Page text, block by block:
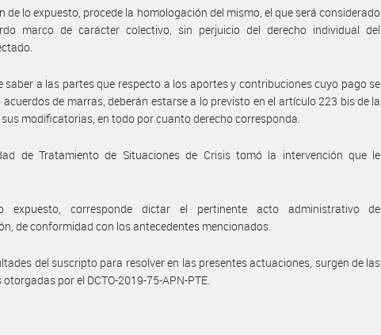
de lo expuesto, procede la homologación del mismo, el que será considerado
marco de carácter colectivo, sin perjuicio del derecho individual del
saber a las partes que respecto a los aportes y contribuciones cuyo pago se
de marras, deberán estarse a lo previsto en el artículo 223 bis de la
sus modificatorias, en todo por cuanto derecho corresponda.
de Tratamiento de Situaciones de Crisis tomó la intervención que le
expuesto, corresponde dictar el pertinente acto administrativo de
de conformidad con los antecedentes mencionados.
del suscripto para resolver en las presentes actuaciones, surgen de las
por el DCTO-2019-75-APN-PTE.